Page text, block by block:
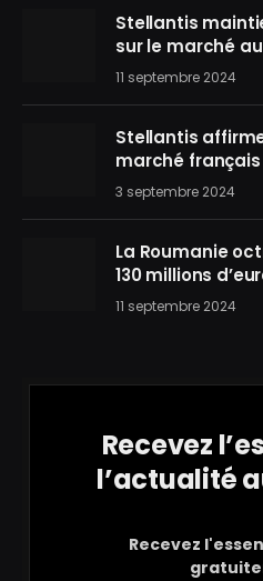
Stellantis
sur le marché
11 septembre 2024
Stellantis
marché français
3 septembre 2024
La Roumanie
130 millions
11 septembre 2024
Recevez
l’actualité
Recevez